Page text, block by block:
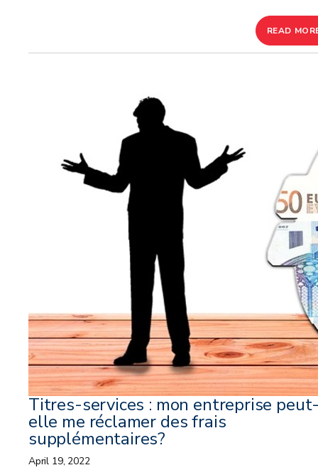
READ
Titres-services : mon entreprise
elle me réclamer des frais
supplémentaires?
April 19, 2022